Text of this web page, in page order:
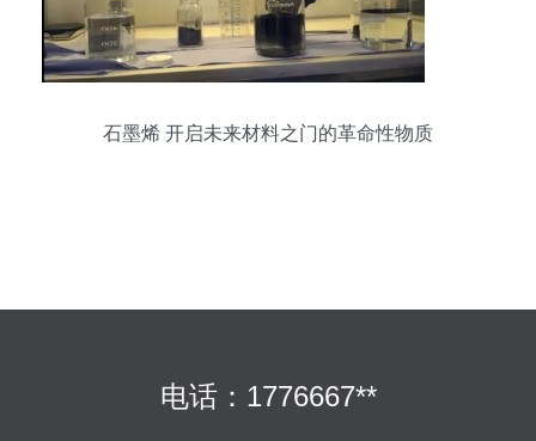
石墨烯 开启未来材料之门的革命性物质
电话：1776667**